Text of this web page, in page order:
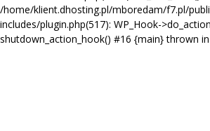
/home/klient.dhosting.pl/mboredam/f7.pl/
includes/plugin.php(517): WP_Hook-
shutdown_action_hook() #16 {main} thrown in